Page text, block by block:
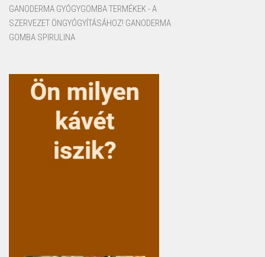
GANODERMA GYÓGYGOMBA TERMÉKEK - A
SZERVEZET ÖNGYÓGYÍTÁSÁHOZ! GANODERMA
GOMBA SPIRULINA